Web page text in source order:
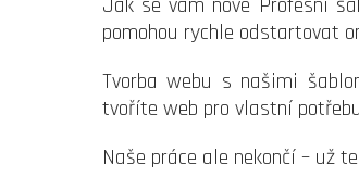
pomohou rychle odstartovat
Tvorba webu s našimi
tvoříte web pro vlastní
Naše práce ale nekončí – už